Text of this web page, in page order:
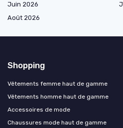
Juin 2026
Août 2026
Shopping
Vêtements femme haut de gamme
Vêtements homme haut de gamme
Accessoires de mode
Chaussures mode haut de gamme